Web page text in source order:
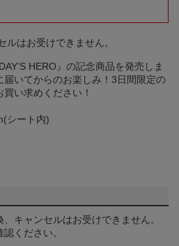
はお受けできません。
HERO』の記念商品を発売しま
いてからのお楽しみ！3日間限定の
い求めください！
シート内)
キャンセルはお受けできません。
認ください。